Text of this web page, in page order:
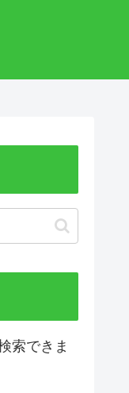
索できま